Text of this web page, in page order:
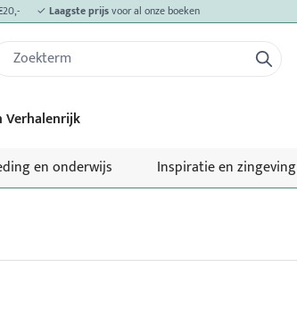
✓ Laagste prijsvoor al onze boeken
Verhalenrijk
en onderwijs Inspiratie en zingeving